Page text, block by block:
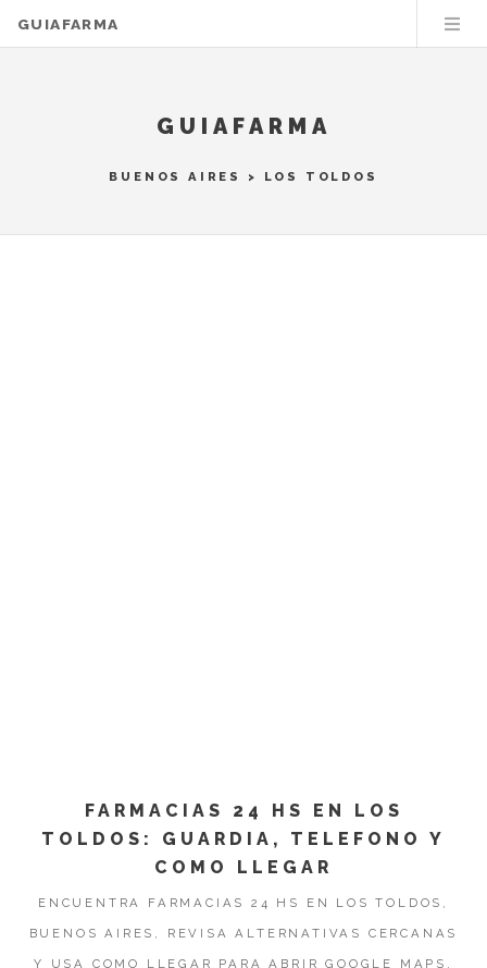
GUIAFARMA
GUIAFARMA
BUENOS AIRES > LOS TOLDOS
FARMACIAS 24 HS EN LOS
TOLDOS: GUARDIA, TELEFONO Y
COMO LLEGAR
ENCUENTRA FARMACIAS 24 HS EN LOS TOLDOS,
BUENOS AIRES, REVISA ALTERNATIVAS CERCANAS
Y USA COMO LLEGAR PARA ABRIR GOOGLE MAPS.